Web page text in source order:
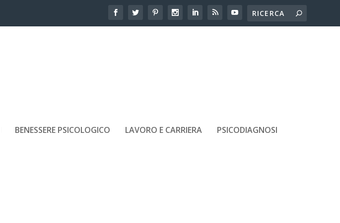
BENESSERE PSICOLOGICO LAVORO E CARRIERA PSICODIAGNOSI